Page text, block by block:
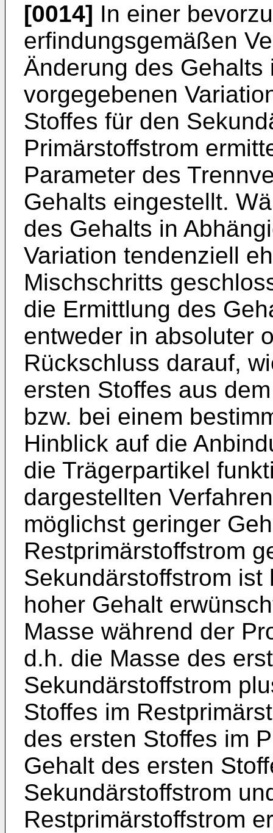
[0014] In einer
erfindungsgemäßen
Änderung des
vorgegebenen
Stoffes für den
Primärstoffstrom
Parameter des
Gehalts eingestellt.
des Gehalts in
Variation tendenziell
Mischschritts
die Ermittlung des
entweder in absoluter
Rückschluss darauf,
ersten Stoffes aus
bzw. bei einem
Hinblick auf die
die Trägerpartikel
dargestellten
möglichst geringer
Restprimärstoffstrom
Sekundärstoffstrom
hoher Gehalt
Masse während der
d.h. die Masse des
Sekundärstoffstrom
Stoffes im
des ersten Stoffes im
Gehalt des ersten
Sekundärstoffstrom
Restprimärstoffstrom